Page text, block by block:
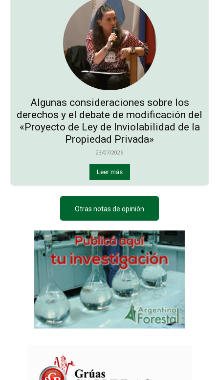
Algunas consideraciones sobre los
derechos y el debate de modificación del
«Proyecto de Ley de Inviolabilidad de la
Propiedad Privada»
23/07/2026
Leer más
Otras notas de opinión